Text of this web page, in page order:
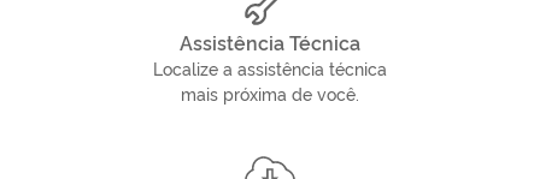
Assistência Técnica
Localize a assistência técnica
mais próxima de você.